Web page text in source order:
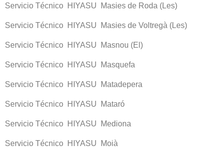
Servicio Técnico HIYASU Masies de Roda (Les)
Servicio Técnico HIYASU Masies de Voltregà (Les)
Servicio Técnico HIYASU Masnou (El)
Servicio Técnico HIYASU Masquefa
Servicio Técnico HIYASU Matadepera
Servicio Técnico HIYASU Mataró
Servicio Técnico HIYASU Mediona
Servicio Técnico HIYASU Moià